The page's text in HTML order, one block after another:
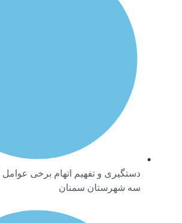
دستگیری و تفهیم اتهام برخی عوامل
سه شهرستان سمنان